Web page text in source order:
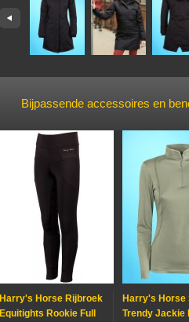
Bijpassende accessoires en
Harry's Horse Rijbroek
Equitights Rookie Full
Harry's Horse
Trendy Jackie